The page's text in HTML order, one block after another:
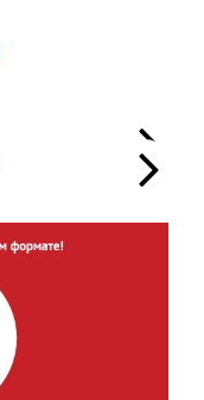
Next